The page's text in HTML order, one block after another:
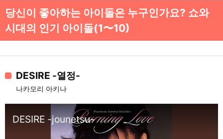
당신이 좋아하는 아이돌은 누구인가요? 쇼와
시대의 인기 아이돌(1〜10)
DESIRE -열정-
나카모리 아키나
DESIRE -jounetsu-